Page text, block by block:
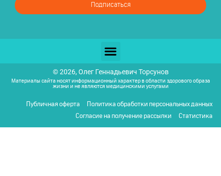
Подписаться
© 2026, Олег Геннадьевич Торсунов
Материалы сайта носят информационный характер в области здорового образа
жизни и не являются медицинскими услугами
Публичная оферта
Политика обработки персональных данных
Согласие на получение рассылки
Статистика